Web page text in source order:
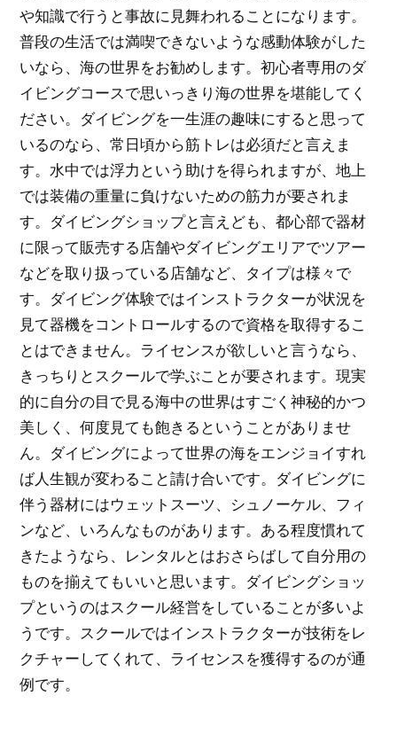
や知識で行うと事故に見舞われることになります。
普段の生活では満喫できないような感動体験がした
いなら、海の世界をお勧めします。初心者専用のダ
イビングコースで思いっきり海の世界を堪能してく
ださい。ダイビングを一生涯の趣味にすると思って
いるのなら、常日頃から筋トレは必須だと言えま
す。水中では浮力という助けを得られますが、地上
では装備の重量に負けないための筋力が要されま
す。ダイビングショップと言えども、都心部で器材
に限って販売する店舗やダイビングエリアでツアー
などを取り扱っている店舗など、タイプは様々で
す。ダイビング体験ではインストラクターが状況を
見て器機をコントロールするので資格を取得するこ
とはできません。ライセンスが欲しいと言うなら、
きっちりとスクールで学ぶことが要されます。現実
的に自分の目で見る海中の世界はすごく神秘的かつ
美しく、何度見ても飽きるということがありませ
ん。ダイビングによって世界の海をエンジョイすれ
ば人生観が変わること請け合いです。ダイビングに
伴う器材にはウェットスーツ、シュノーケル、フィ
ンなど、いろんなものがあります。ある程度慣れて
きたようなら、レンタルとはおさらばして自分用の
ものを揃えてもいいと思います。ダイビングショッ
プというのはスクール経営をしていることが多いよ
うです。スクールではインストラクターが技術をレ
クチャーしてくれて、ライセンスを獲得するのが通
例です。